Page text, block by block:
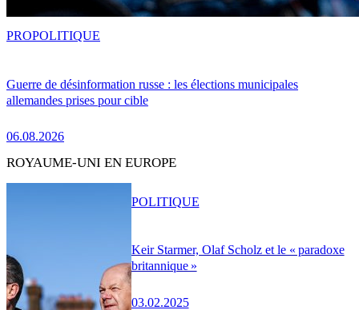
Guerre de désinformation russe : les élections municipales
allemandes prises pour cible
06.08.2026
PROPOLITIQUE
ROYAUME-UNI EN EUROPE
Keir Starmer, Olaf Scholz et le « paradoxe
britannique »
03.02.2025
POLITIQUE